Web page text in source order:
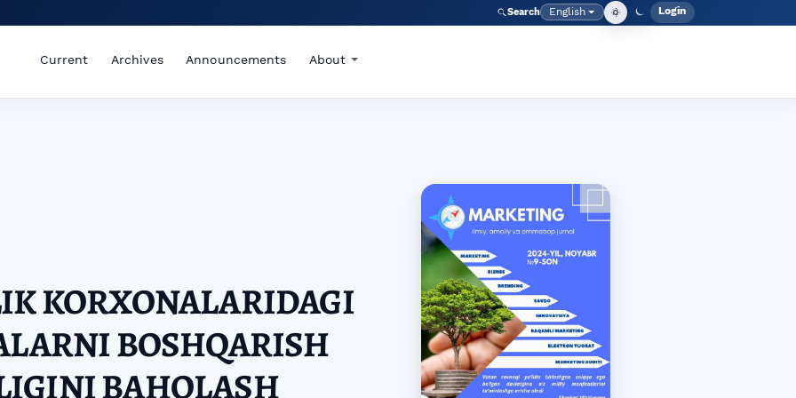
Search Language
English Admin
Login
Current Archives Announcements About
KORXONALARIDAGI
BOSHQARISH
BAHOLASH